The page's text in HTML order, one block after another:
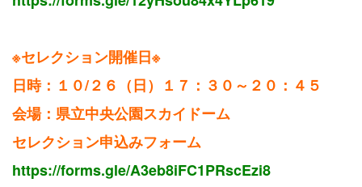
※セレクション開催日※
日時：１０/２６（日）１７：３０～２０：４５
会場：県立中央公園スカイドーム
セレクション申込みフォーム
https://forms.gle/A3eb8iFC1PRscEzi8